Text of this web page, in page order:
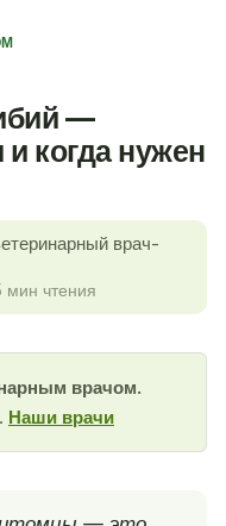
—
когда нужен
врач-
мин чтения
врачом.
Наши врачи